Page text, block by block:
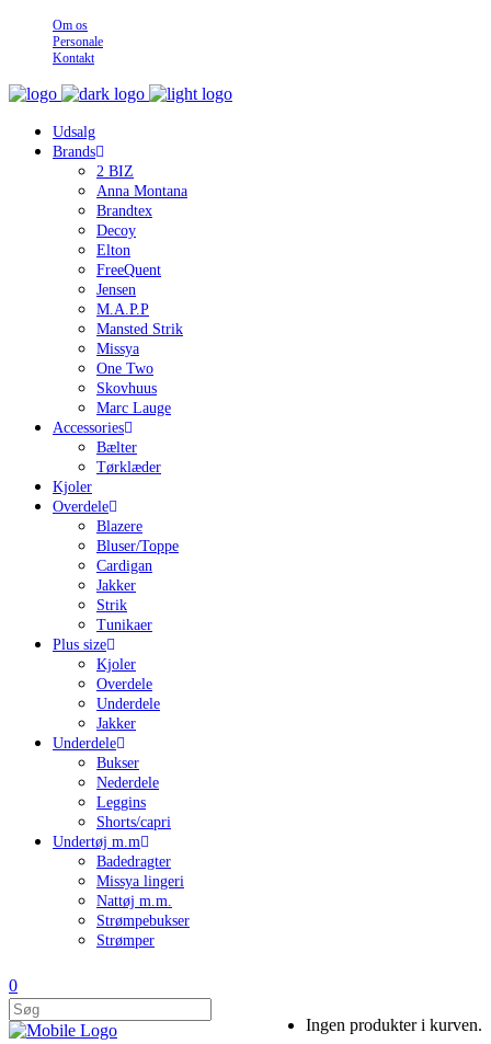
Om os
Personale
Kontakt
Udsalg
Brands
2 BIZ
Anna Montana
Brandtex
Decoy
Elton
FreeQuent
Jensen
M.A.P.P
Mansted Strik
Missya
One Two
Skovhuus
Marc Lauge
Accessories
Bælter
Tørklæder
Kjoler
Overdele
Blazere
Bluser/Toppe
Cardigan
Jakker
Strik
Tunikaer
Plus size
Kjoler
Overdele
Underdele
Jakker
Underdele
Bukser
Nederdele
Leggins
Shorts/capri
Undertøj m.m
Badedragter
Missya lingeri
Nattøj m.m.
Strømpebukser
Strømper
0
Ingen produkter i kurven.